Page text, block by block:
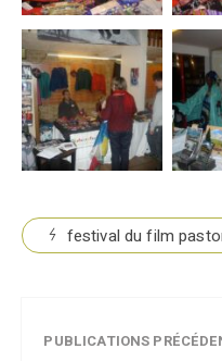
festival du film
PUBLICATIONS